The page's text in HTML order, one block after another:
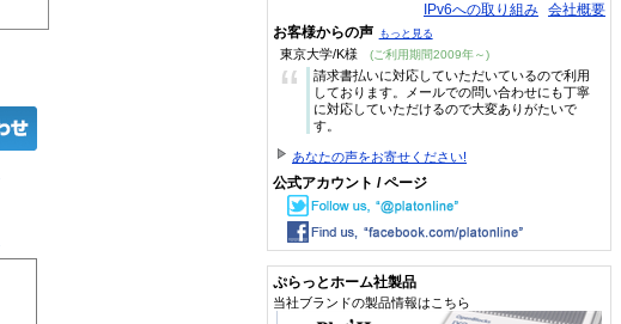
IPv6への取り組み 会社概要
お客様からの声 もっと見る
東京大学/K様 (ご利用期間2009年～)
“
請求書払いに対応していただいているので利用
しております。メールでの問い合わせにも丁寧
に対応していただけるので大変ありがたいで
す。
あなたの声をお寄せください!
公式アカウント / ページ
ぷらっとホーム社製品
当社ブランドの製品情報はこちら